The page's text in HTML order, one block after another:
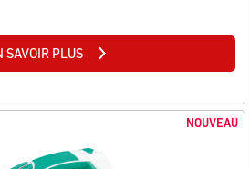
SAVOIR PLUS
NOUVEAU